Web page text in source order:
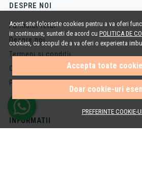
Acest site foloseste cookies pentru a va oferi
in continuare, sunteti de acord cu POLITICA DE
cookies, cu scopul de a va oferi o experienta
Accepta toate
Doar cookie-uri
PREFERINTE COOKIE-
DESPRE NOI
Formular retur
Despre noi
Termeni si conditii
Confidentialitate
Politica de Cookies
INFORMATII